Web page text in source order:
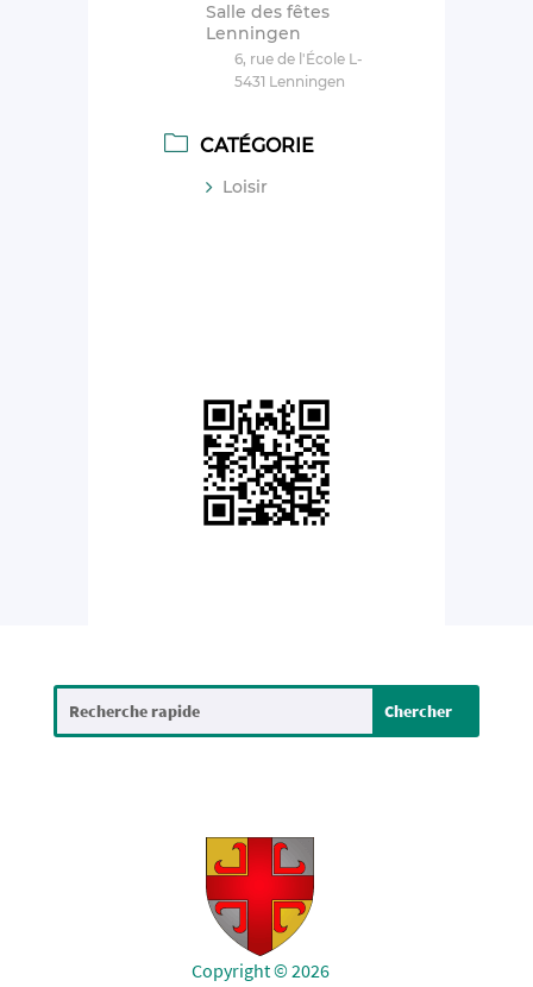
Salle des fêtes
Lenningen
6, rue de l'École L-
5431 Lenningen
CATÉGORIE
Loisir
Copyright © 2026